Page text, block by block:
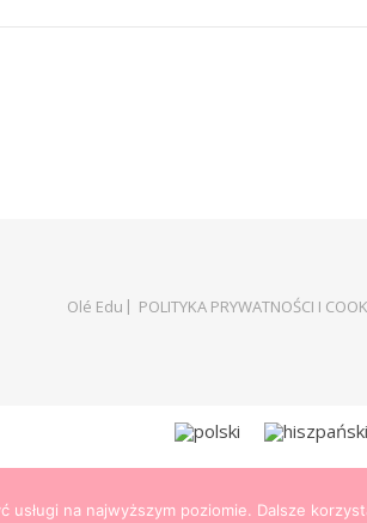
Olé Edu POLITYKA PRYWATNOŚCI I
usługi na najwyższym poziomie. Dalsze